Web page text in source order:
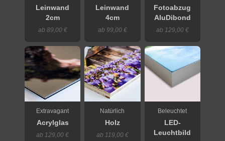
Leinwand
2cm
ab 89,00 €
Leinwand
4cm
ab 99,00 €
Fotoabzug
AluDibond
ab 129,00 €
Extravagant
Acrylglas
ab 129,00 €
Natürlich
Holz
ab 119,00 €
Beleuchtet
LED-
Leuchtbild